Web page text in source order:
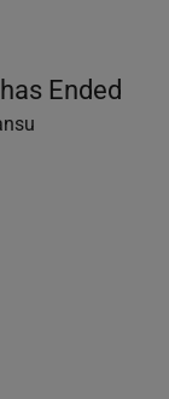
Ended